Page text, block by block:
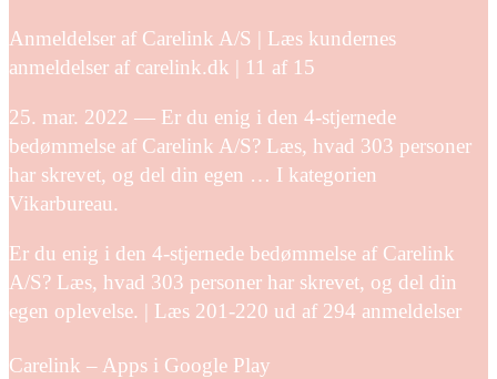
Anmeldelser af Carelink A/S | Læs kundernes
anmeldelser af carelink.dk | 11 af 15
25. mar. 2022 — Er du enig i den 4-stjernede
bedømmelse af Carelink A/S? Læs, hvad 303 personer
har skrevet, og del din egen … I kategorien
Vikarbureau.
Er du enig i den 4-stjernede bedømmelse af Carelink
A/S? Læs, hvad 303 personer har skrevet, og del din
egen oplevelse. | Læs 201-220 ud af 294 anmeldelser
Carelink – Apps i Google Play